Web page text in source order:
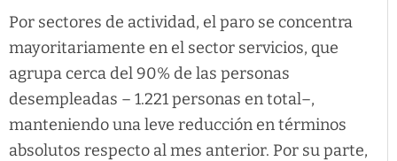
Por sectores de actividad, el paro se concentra
mayoritariamente en el sector servicios, que
agrupa cerca del 90% de las personas
desempleadas – 1.221 personas en total–,
manteniendo una leve reducción en términos
absolutos respecto al mes anterior. Por su parte,